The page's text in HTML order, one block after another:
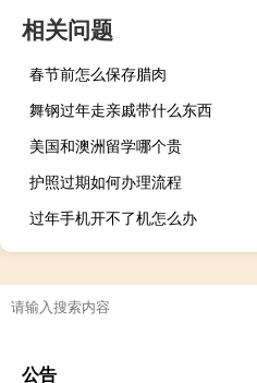
相关问题
春节前怎么保存腊肉
舞钢过年走亲戚带什么东西
美国和澳洲留学哪个贵
护照过期如何办理流程
过年手机开不了机怎么办
公告